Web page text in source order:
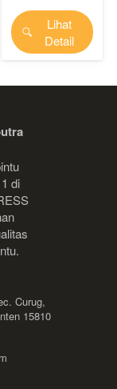
`
Lihat
Detail
di
Curug,
15810